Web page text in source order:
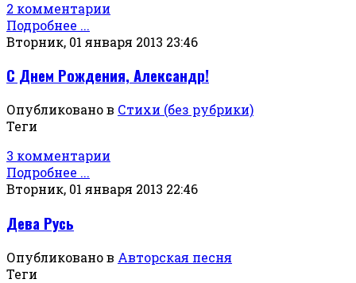
2 комментарии
Подробнее ...
Вторник, 01 января 2013 23:46
С Днем Рождения, Александр!
Опубликовано в Стихи (без рубрики)
Теги
3 комментарии
Подробнее ...
Вторник, 01 января 2013 22:46
Дева Русь
Опубликовано в Авторская песня
Теги